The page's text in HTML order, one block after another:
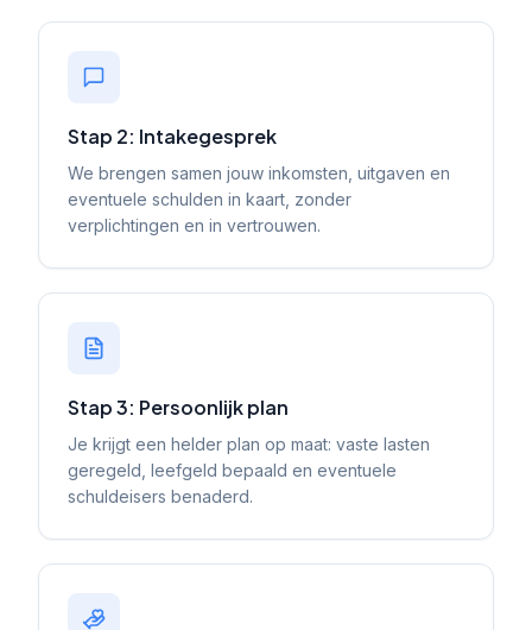
Stap 2: Intakegesprek
We brengen samen jouw inkomsten, uitgaven en
eventuele schulden in kaart, zonder
verplichtingen en in vertrouwen.
Stap 3: Persoonlijk plan
Je krijgt een helder plan op maat: vaste lasten
geregeld, leefgeld bepaald en eventuele
schuldeisers benaderd.